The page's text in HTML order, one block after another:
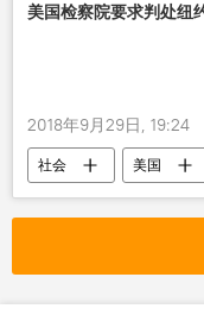
美国检察院要求判处纽
2018年9月29日, 19:24
社会 美国
乌兹别克斯坦